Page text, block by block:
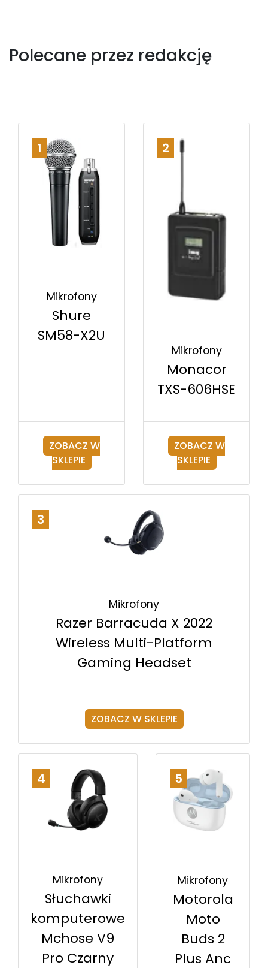
Polecane przez redakcję
1
Mikrofony
Shure
SM58-X2U
ZOBACZ W
SKLEPIE
2
Mikrofony
Monacor
TXS-606HSE
ZOBACZ W
SKLEPIE
3
Mikrofony
Razer Barracuda X 2022
Wireless Multi-Platform
Gaming Headset
ZOBACZ W SKLEPIE
4
Mikrofony
Słuchawki
komputerowe
Mchose V9
Pro Czarny
5
Mikrofony
Motorola
Moto
Buds 2
Plus Anc